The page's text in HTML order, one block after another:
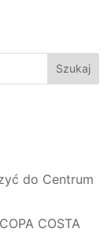
do Centrum
COSTA